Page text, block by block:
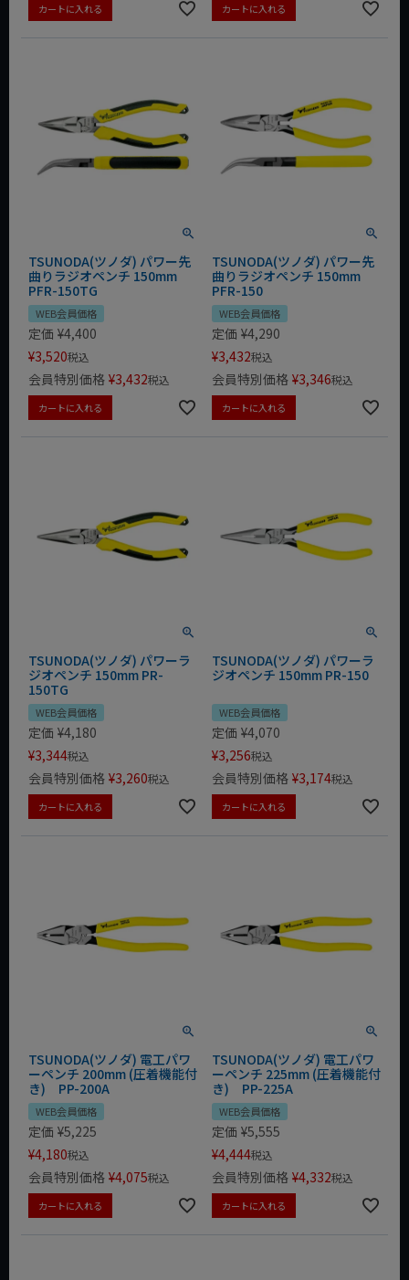
カートに入れる カートに入れる
TSUNODA(ツノダ) パワー先
曲りラジオペンチ 150mm
PFR-150TG
WEB会員価格
定価 ¥4,400
¥3,520税込
会員特別価格 ¥3,432税込
カートに入れる
TSUNODA(ツノダ) パワー先
曲りラジオペンチ 150mm
PFR-150
WEB会員価格
定価 ¥4,290
¥3,432税込
会員特別価格 ¥3,346税込
カートに入れる
TSUNODA(ツノダ) パワーラ
ジオペンチ 150mm PR-
150TG
WEB会員価格
定価 ¥4,180
¥3,344税込
会員特別価格 ¥3,260税込
カートに入れる
TSUNODA(ツノダ) パワーラ
ジオペンチ 150mm PR-150
WEB会員価格
定価 ¥4,070
¥3,256税込
会員特別価格 ¥3,174税込
カートに入れる
TSUNODA(ツノダ) 電工パワ
ーペンチ 200mm (圧着機能付
き) PP-200A
WEB会員価格
定価 ¥5,225
¥4,180税込
会員特別価格 ¥4,075税込
カートに入れる
TSUNODA(ツノダ) 電工パワ
ーペンチ 225mm (圧着機能付
き) PP-225A
WEB会員価格
定価 ¥5,555
¥4,444税込
会員特別価格 ¥4,332税込
カートに入れる